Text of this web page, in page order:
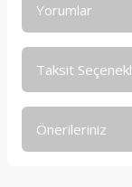
Yorumlar
Taksit
Önerileriniz